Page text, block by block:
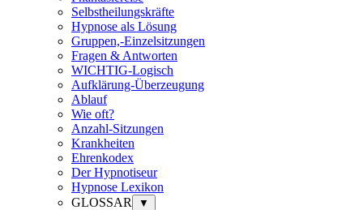
Selbstheilungskräfte
Hypnose als Lösung
Gruppen,-Einzelsitzungen
Fragen & Antworten
WICHTIG-Logisch
Aufklärung-Überzeugung
Ablauf
Wie oft?
Anzahl-Sitzungen
Krankheiten
Ehrenkodex
Der Hypnotiseur
Hypnose Lexikon
GLOSSAR
▼